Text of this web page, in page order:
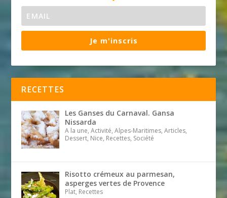
Je m'inscris
RECETTES
Les Ganses du Carnaval. Gansa
Nissarda
A la une, Activité, Alpes-Maritimes, Articles,
Dessert, Nice, Recettes, Société
Risotto crémeux au parmesan,
asperges vertes de Provence
Plat, Recettes